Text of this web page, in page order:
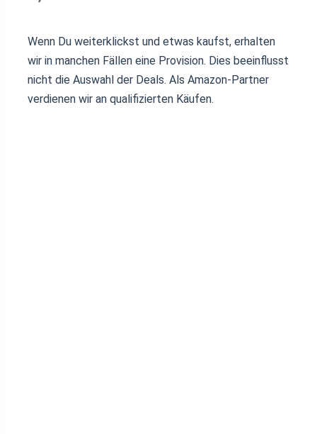
Wenn Du weiterklickst und etwas kaufst, erhalten
wir in manchen Fällen eine Provision. Dies beeinflusst
nicht die Auswahl der Deals. Als Amazon-Partner
verdienen wir an qualifizierten Käufen.